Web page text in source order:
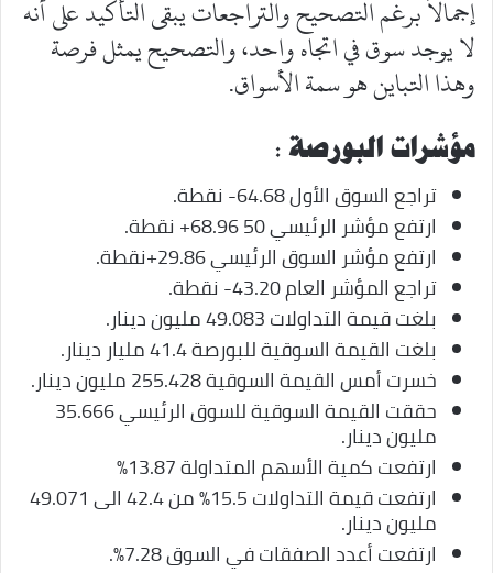
إجمالاً برغم التصحيح والتراجعات يبقى التأكيد على أنه
لا يوجد سوق في اتجاه واحد، والتصحيح يمثل فرصة
وهذا التباين هو سمة الأسواق.
مؤشرات البورصة :
تراجع السوق الأول 64.68- نقطة.
ارتفع مؤشر الرئيسي 50 68.96+ نقطة.
ارتفع مؤشر السوق الرئيسي 29.86+نقطة.
تراجع المؤشر العام 43.20- نقطة.
بلغت قيمة التداولات 49.083 مليون دينار.
بلغت القيمة السوقية للبورصة 41.4 مليار دينار.
خسرت أمس القيمة السوقية 255.428 مليون دينار.
حققت القيمة السوقية للسوق الرئيسي 35.666
مليون دينار.
ارتفعت كمية الأسهم المتداولة 13.87%
ارتفعت قيمة التداولات 15.5% من 42.4 الى 49.071
مليون دينار.
ارتفعت أعدد الصفقات في السوق 7.28%.